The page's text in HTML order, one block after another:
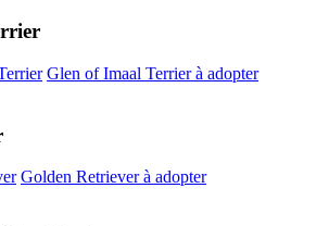
Glen of Imaal Terrier à adopter
Golden Retriever à adopter